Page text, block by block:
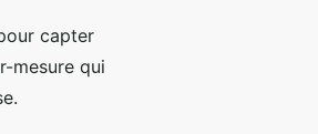
capter
mesure qui